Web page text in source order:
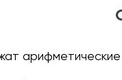
арифметические